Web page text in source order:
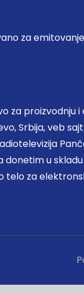
za
za
Srbija, veb
u
za